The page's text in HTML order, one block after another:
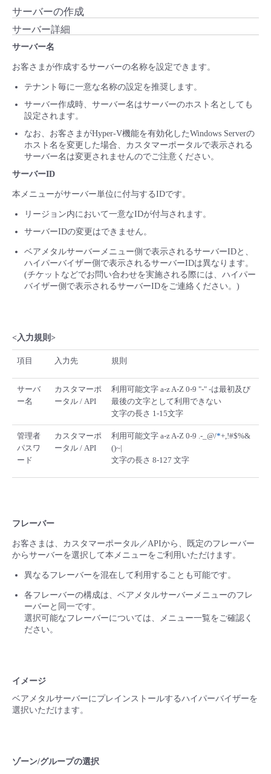
サーバーの作成
サーバー詳細
サーバー名
お客さまが作成するサーバーの名称を設定できます。
テナント毎に一意な名称の設定を推奨します。
サーバー作成時、サーバー名はサーバーのホスト名としても
設定されます。
なお、お客さまがHyper-V機能を有効化したWindows Serverの
ホスト名を変更した場合、カスタマーポータルで表示される
サーバー名は変更されませんのでご注意ください。
サーバーID
本メニューがサーバー単位に付与するIDです。
リージョン内において一意なIDが付与されます。
サーバーIDの変更はできません。
ベアメタルサーバーメニュー側で表示されるサーバーIDと、
ハイパーバイザー側で表示されるサーバーIDは異なります。
(チケットなどでお問い合わせを実施される際には、ハイパー
バイザー側で表示されるサーバーIDをご連絡ください。)
<入力規則>
項目 入力先 規則
サーバ
ー名
カスタマーポ
ータル / API
利用可能文字 a-z A-Z 0-9 "-" -は最初及び
最後の文字として利用できない
文字の長さ 1-15文字
管理者
パスワ
ード
カスタマーポ
ータル / API
利用可能文字 a-z A-Z 0-9 .-_@/*+,!#$%&
()~|
文字の長さ 8-127 文字
フレーバー
お客さまは、カスタマーポータル／APIから、既定のフレーバー
からサーバーを選択して本メニューをご利用いただけます。
異なるフレーバーを混在して利用することも可能です。
各フレーバーの構成は、ベアメタルサーバーメニューのフレ
ーバーと同一です。
選択可能なフレーバーについては、メニュー一覧をご確認く
ださい。
イメージ
ベアメタルサーバーにプレインストールするハイパーバイザーを
選択いただけます。
ゾーン/グループの選択